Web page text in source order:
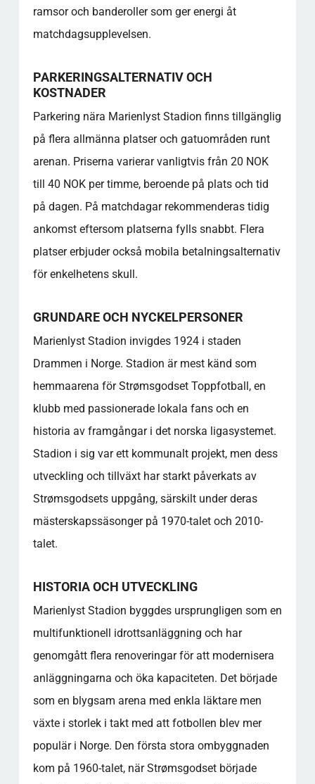
ramsor och banderoller som ger energi åt
matchdagsupplevelsen.
PARKERINGSALTERNATIV OCH
KOSTNADER
Parkering nära Marienlyst Stadion finns tillgänglig
på flera allmänna platser och gatuområden runt
arenan. Priserna varierar vanligtvis från 20 NOK
till 40 NOK per timme, beroende på plats och tid
på dagen. På matchdagar rekommenderas tidig
ankomst eftersom platserna fylls snabbt. Flera
platser erbjuder också mobila betalningsalternativ
för enkelhetens skull.
GRUNDARE OCH NYCKELPERSONER
Marienlyst Stadion invigdes 1924 i staden
Drammen i Norge. Stadion är mest känd som
hemmaarena för Strømsgodset Toppfotball, en
klubb med passionerade lokala fans och en
historia av framgångar i det norska ligasystemet.
Stadion i sig var ett kommunalt projekt, men dess
utveckling och tillväxt har starkt påverkats av
Strømsgodsets uppgång, särskilt under deras
mästerskapssäsonger på 1970-talet och 2010-
talet.
HISTORIA OCH UTVECKLING
Marienlyst Stadion byggdes ursprungligen som en
multifunktionell idrottsanläggning och har
genomgått flera renoveringar för att modernisera
anläggningarna och öka kapaciteten. Det började
som en blygsam arena med enkla läktare men
växte i storlek i takt med att fotbollen blev mer
populär i Norge. Den första stora ombyggnaden
kom på 1960-talet, när Strømsgodset började
Hur många sittplatser finns det på arenan
och hur ser planlösningen ut?
Hur kan jag köpa biljetter och vad kostar de?
Vilka är de bästa transportalternativen för att
ta sig till arenan?
Erbjuder arenan rundturer eller besök bakom
Är arenan lämplig för besökare med
sensorisk överkänslighet?
Populära kategorier